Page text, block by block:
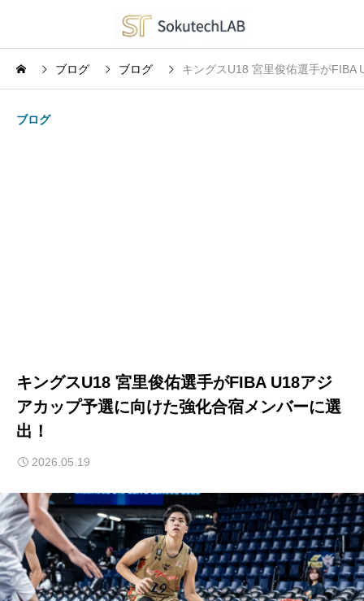
ブログ ブログ キングスU18 宮里俊佑選手がFIBA
ブログ
キングスU18 宮里俊佑選手がFIBA U18アジ
アカップ予選に向けた強化合宿メンバーに選
出！
2026.05.19